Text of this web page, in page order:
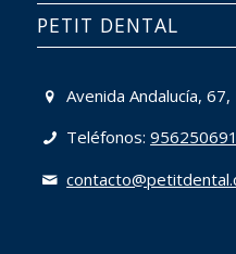
PETIT DENTAL
Avenida Andalucía,
Teléfonos:956250691